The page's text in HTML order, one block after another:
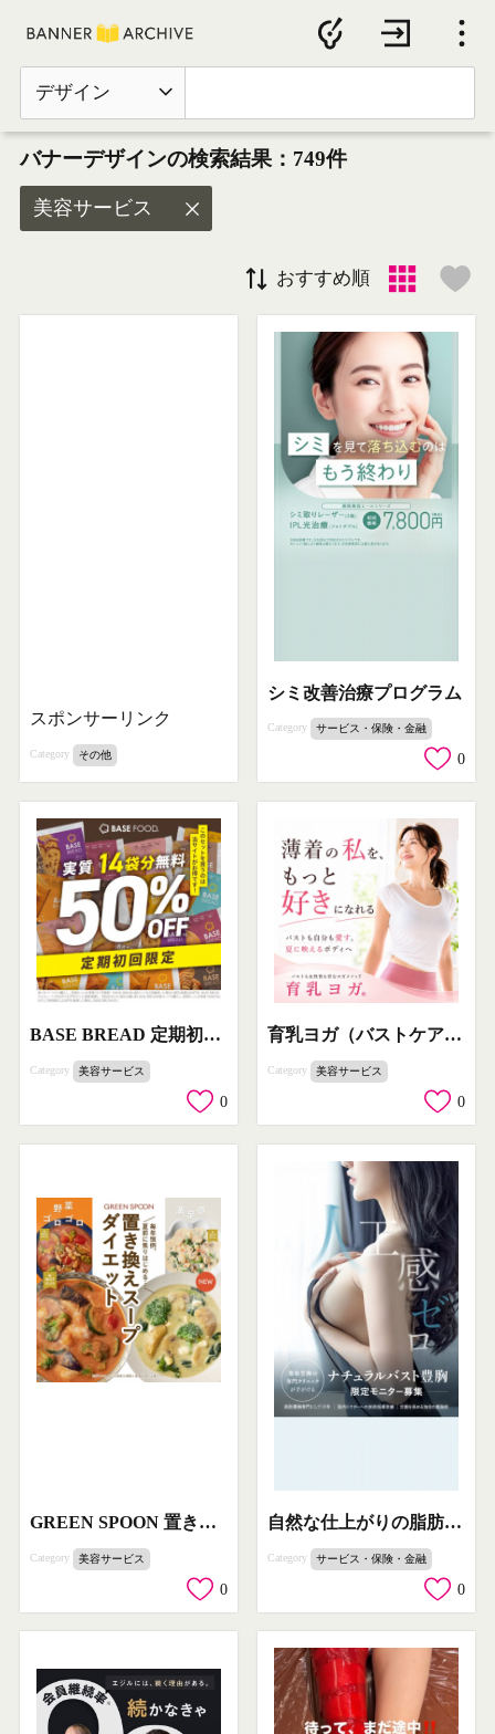
デザイン
バナーデザインの検索結果：749件
美容サービス
おすすめ順
スポンサーリンク
Category その他
シミ改善治療プログラム
Category サービス・保険・金融
0
BASE BREAD 定期初回お試しセット（栄養バランス食パン）
Category 美容サービス
0
育乳ヨガ（バストケア女性向けヨガ）
Category 美容サービス
0
GREEN SPOON 置き換えスープのダイエットプラン
Category 美容サービス
0
自然な仕上がりの脂肪豊胸モニター募集
Category サービス・保険・金融
0